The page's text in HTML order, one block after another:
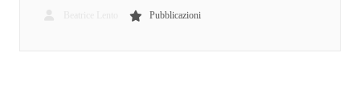
Pubblicazioni